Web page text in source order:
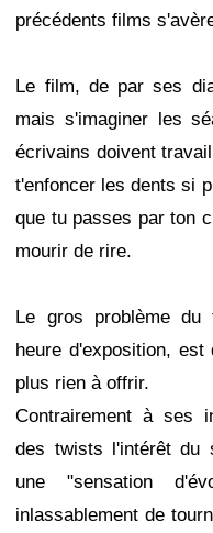
précédents films
Le film, de par ses
mais s'imaginer les
écrivains doivent
t'enfoncer les dents si
que tu passes par ton
mourir de rire.
Le gros problème du
heure d'exposition,
plus rien à offrir.
Contrairement à ses
des twists l'intérêt du
une "sensation
inlassablement de